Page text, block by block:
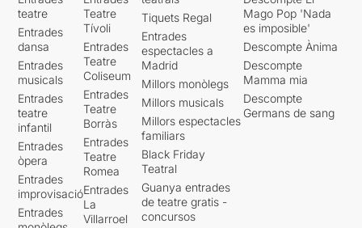
teatre
Entrades
dansa
Entrades
musicals
Entrades
teatre
infantil
Entrades
òpera
Entrades
improvisació
Entrades
Teatre
Tívoli
Entrades
Teatre
Coliseum
Entrades
Teatre
Borràs
Entrades
Teatre
Romea
Entrades
La
Villarroel
Tiquets Regal
Entrades
espectacles a
Madrid
Millors monòlegs
Millors musicals
Millors espectacles
familiars
Black Friday
Teatral
Guanya entrades
de teatre gratis -
concursos
Mago Pop 'Nada
es imposible'
Descompte Ànima
Descompte
Mamma mia
Descompte
Germans de sang